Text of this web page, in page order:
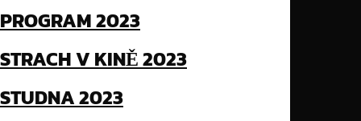
PROGRAM 2023
STRACH V KINĚ 2023
STUDNA 2023